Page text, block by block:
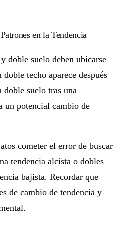
en la Tendencia
doble suelo deben ubicarse
techo aparece después
suelo tras una
un potencial cambio de
cometer el error de buscar
tendencia alcista o dobles
bajista. Recordar que
de cambio de tendencia y